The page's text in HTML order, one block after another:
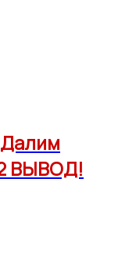
Далим
ВЫВОД!